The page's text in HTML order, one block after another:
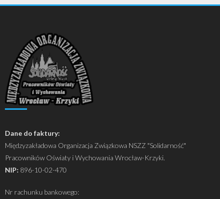
Dane do faktury:
Międzyzakładowa Organizacja Związkowa NSZZ "Solidarność"
Pracowników Oświaty i Wychowania Wrocław-Krzyki.
NIP: 896-10-02-470
Nr rachunku bankowego: